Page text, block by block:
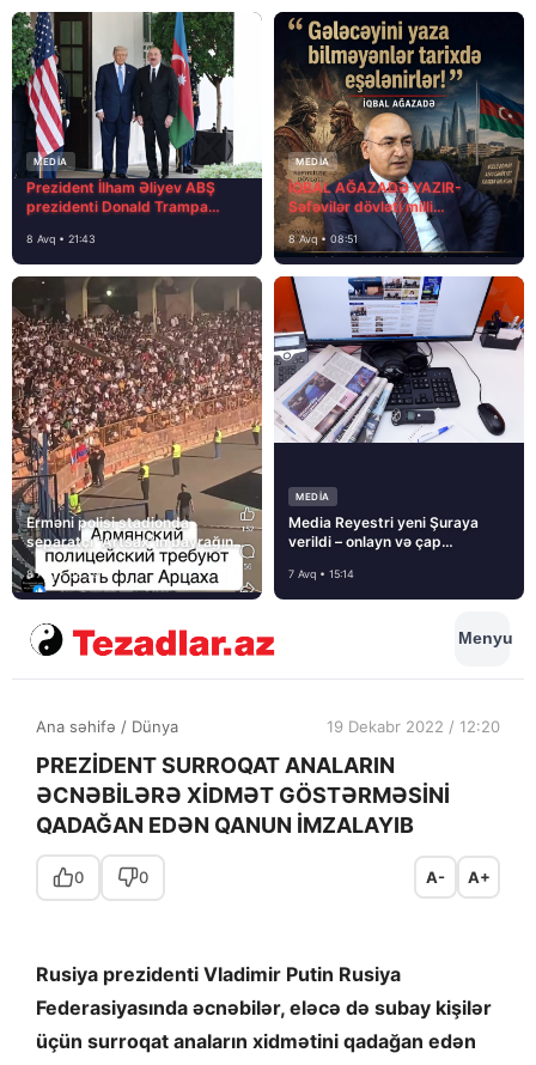
MEDİA
Prezident İlham Əliyev ABŞ
prezidenti Donald Trampa
8 Avq • 21:43
MEDİA
İQBAL AĞAZADƏ YAZIR-
Səfəvilər dövləti milli
dövlətdirmi?
8 Avq • 08:51
Erməni polisi stadionda
separatçı “Artsax”ın bayrağını
müsadirə etdi və…
8 Avq • 08:39
MEDİA
Media Reyestri yeni Şuraya
verildi – onlayn və çap
7 Avq • 15:14
Menyu
Ana səhifə / Dünya 19 Dekabr 2022 / 12:20
PREZİDENT SURROQAT ANALARIN
ƏCNƏBİLƏRƏ XİDMƏT GÖSTƏRMƏSİNİ
QADAĞAN EDƏN QANUN İMZALAYIB
0 0 A- A+
Rusiya prezidenti Vladimir Putin Rusiya
Federasiyasında əcnəbilər, eləcə də subay kişilər
üçün surroqat anaların xidmətini qadağan edən